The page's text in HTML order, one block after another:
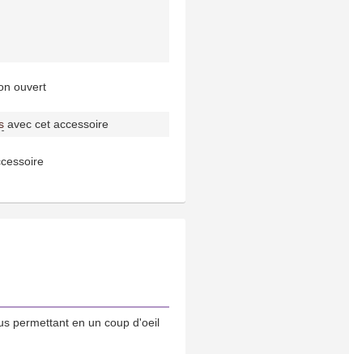
ouvert
avec cet accessoire
permettant en un coup d'oeil